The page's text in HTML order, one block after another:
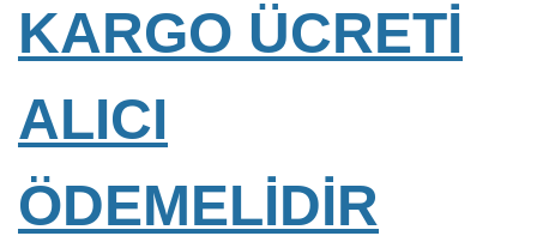
KARGO ÜCRETİ
ALICI
ÖDEMELİDİR